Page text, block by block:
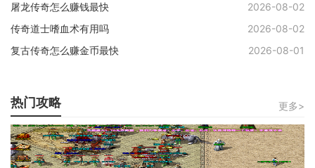
屠龙传奇怎么赚钱最快
2026-08-02
传奇道士嗜血术有用吗
2026-08-02
复古传奇怎么赚金币最快
2026-08-01
热门攻略 更多>